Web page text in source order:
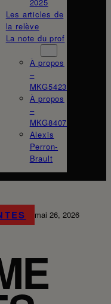
Les articles de
la relève
La note du prof
À propos
–
MKG5423
À propos
–
MKG8407
Alexis
Perron-
Brault
mai 26, 2026